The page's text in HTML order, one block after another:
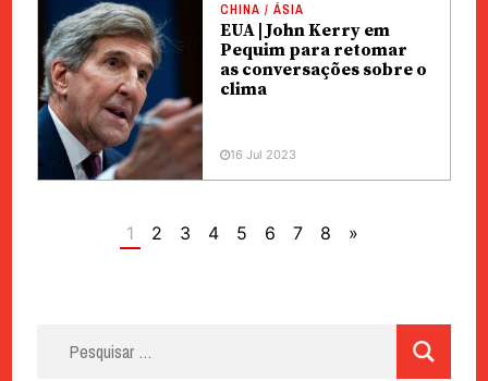
CHINA / ÁSIA
EUA | John Kerry em
Pequim para retomar
as conversações sobre o
clima
16 Jul 2023
1 2 3 4 5 6 7 8 »